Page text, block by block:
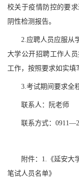
校关于疫情防控的要
阴性检测报告。
2.应聘人员应服从
大学公开招聘工作人
工作，按照要求如实填
3.考试期间要求全
联系人：阮老师
联系方式：
附件： 1.《延安大
笔试人员名单》